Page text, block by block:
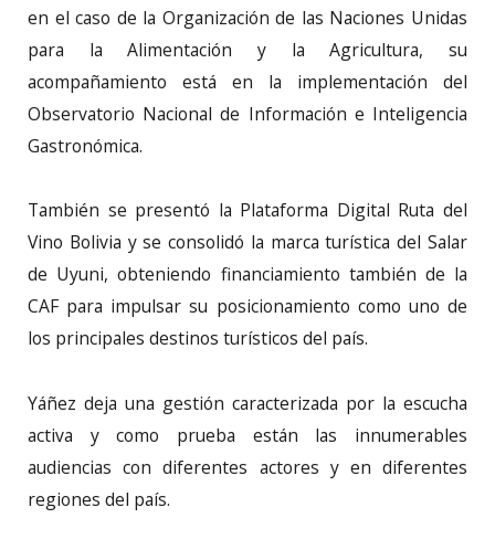
en el caso de la Organización de las Naciones Unidas
para la Alimentación y la Agricultura, su
acompañamiento está en la implementación del
Observatorio Nacional de Información e Inteligencia
Gastronómica.
También se presentó la Plataforma Digital Ruta del
Vino Bolivia y se consolidó la marca turística del Salar
de Uyuni, obteniendo financiamiento también de la
CAF para impulsar su posicionamiento como uno de
los principales destinos turísticos del país.
Yáñez deja una gestión caracterizada por la escucha
activa y como prueba están las innumerables
audiencias con diferentes actores y en diferentes
regiones del país.